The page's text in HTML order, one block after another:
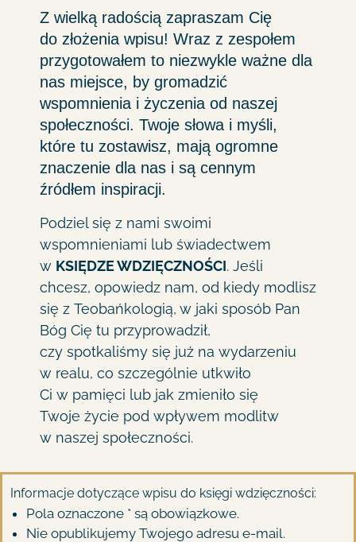
Z wielką radością zapraszam Cię
do złożenia wpisu! Wraz z zespołem
przygotowałem to niezwykle ważne dla
nas miejsce, by gromadzić
wspomnienia i życzenia od naszej
społeczności. Twoje słowa i myśli,
które tu zostawisz, mają ogromne
znaczenie dla nas i są cennym
źródłem inspiracji.
Podziel się z nami swoimi
wspomnieniami lub świadectwem
w KSIĘDZE WDZIĘCZNOŚCI. Jeśli
chcesz, opowiedz nam, od kiedy modlisz
się z Teobańkologią, w jaki sposób Pan
Bóg Cię tu przyprowadził,
czy spotkaliśmy się już na wydarzeniu
w realu, co szczególnie utkwiło
Ci w pamięci lub jak zmieniło się
Twoje życie pod wpływem modlitw
w naszej społeczności.
Informacje dotyczące wpisu do księgi wdzięczności:
Pola oznaczone * są obowiązkowe.
Nie opublikujemy Twojego adresu e-mail.